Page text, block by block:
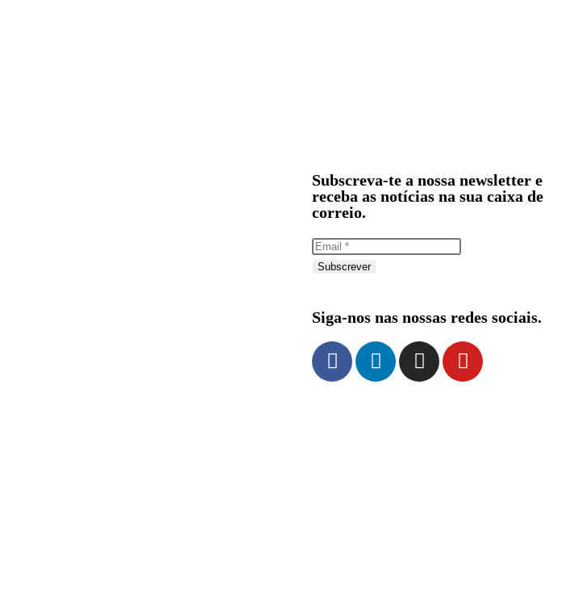
Subscreva-te a nossa newsletter e
receba as notícias na sua caixa de
correio.
Subscrever
Siga-nos nas nossas redes sociais.